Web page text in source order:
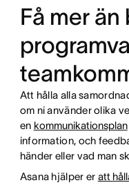
Få mer än
Att hålla alla
om ni använder olika
en kommunikationsplan
information, och
händer eller vad man
Asana hjälper er att